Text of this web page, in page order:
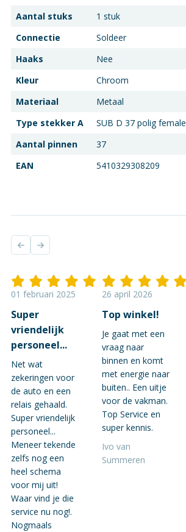
Aantal stuks
1 stuk
Connectie
Soldeer
Haaks
Nee
Kleur
Chroom
Materiaal
Metaal
Type stekker A
SUB D 37 polig female
Aantal pinnen
37
EAN
5410329308209
01 februari 2025
Super
vriendelijk
personeel...
Net wat
zekeringen voor
de auto en een
relais gehaald.
Super vriendelijk
personeel...
Meneer tekende
zelfs nog een
heel schema
voor mij uit!
Waar vind je die
service nu nog!.
Nogmaals
26 april 2026
Top winkel!
Je gaat met een
vraag naar
binnen en komt
met energie naar
buiten.. Een uitje
voor de vakman.
Top Service en
super kennis.
Ivo van
Summeren